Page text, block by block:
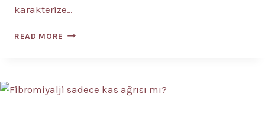
karakterize…
READ MORE KRONIK
TEDAVISI?